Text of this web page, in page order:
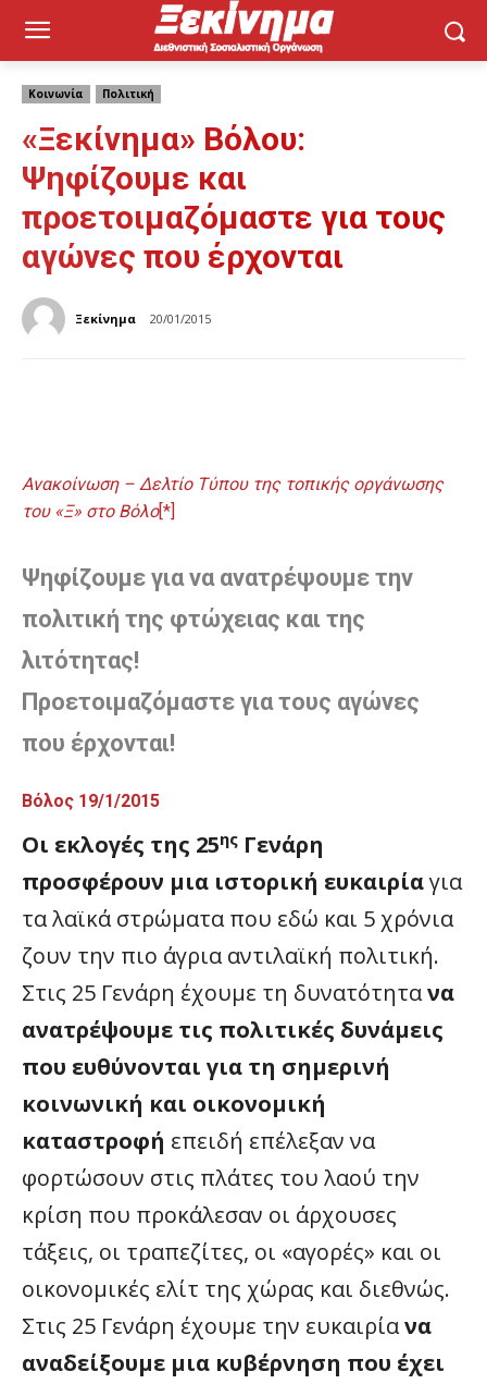
Κοινωνία Πολιτική
«Ξεκίνημα» Βόλου:
Ψηφίζουμε και
προετοιμαζόμαστε για τους
αγώνες που έρχονται
Ξεκίνημα 20/01/2015
Ανακοίνωση – Δελτίο Τύπου της τοπικής οργάνωσης
του «Ξ» στο Βόλο[*]
Ψηφίζουμε για να ανατρέψουμε την
πολιτική της φτώχειας και της
λιτότητας!
Προετοιμαζόμαστε για τους αγώνες
που έρχονται!
Βόλος 19/1/2015
Οι εκλογές της 25ης Γενάρη
προσφέρουν μια ιστορική ευκαιρίαγια
τα λαϊκά στρώματα που εδώ και 5 χρόνια
ζουν την πιο άγρια αντιλαϊκή πολιτική.
Στις 25 Γενάρη έχουμε τη δυνατότητανα
ανατρέψουμε τις πολιτικές δυνάμεις
που ευθύνονται για τη σημερινή
κοινωνική και οικονομική
καταστροφή επειδή επέλεξαν να
φορτώσουν στις πλάτες του λαού την
κρίση που προκάλεσαν οι άρχουσες
τάξεις, οι τραπεζίτες, οι «αγορές» και οι
οικονομικές ελίτ της χώρας και διεθνώς.
Στις 25 Γενάρη έχουμε την ευκαιρίανα
αναδείξουμε μια κυβέρνηση που έχει